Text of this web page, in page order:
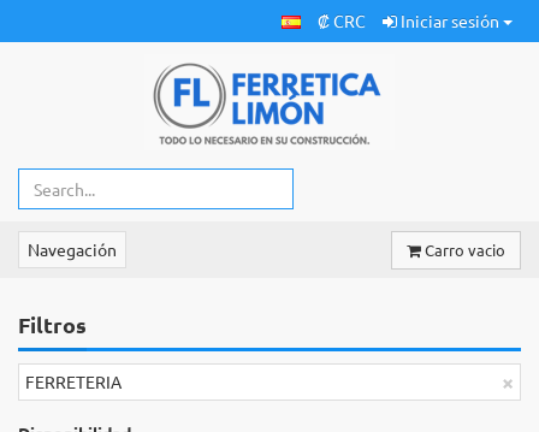
₡ CRC Iniciar sesión
Navegación Carro vacio
Filtros
×
FERRETERIA